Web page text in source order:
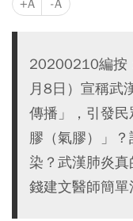
+A -A
20200210編按
月8日）宣稱武
傳播」，引發
膠（氣膠）」
染？武漢肺炎
錢建文醫師簡單